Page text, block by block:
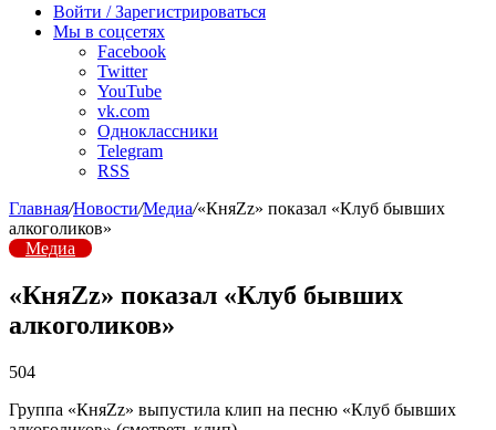
радио
Войти / Зарегистрироваться
Мы в соцсетях
Facebook
Twitter
YouTube
vk.com
Одноклассники
Telegram
RSS
Главная/Новости/Медиа/«КняZz» показал «Клуб бывших
алкоголиков»
Медиа
«КняZz» показал «Клуб бывших
алкоголиков»
504
Группа «КняZz» выпустила клип на песню «Клуб бывших